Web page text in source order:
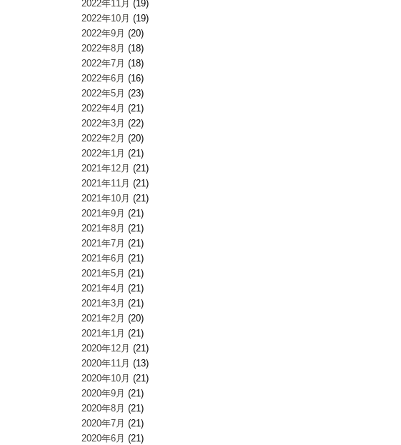
2022年11月 (19)
2022年10月 (19)
2022年9月 (20)
2022年8月 (18)
2022年7月 (18)
2022年6月 (16)
2022年5月 (23)
2022年4月 (21)
2022年3月 (22)
2022年2月 (20)
2022年1月 (21)
2021年12月 (21)
2021年11月 (21)
2021年10月 (21)
2021年9月 (21)
2021年8月 (21)
2021年7月 (21)
2021年6月 (21)
2021年5月 (21)
2021年4月 (21)
2021年3月 (21)
2021年2月 (20)
2021年1月 (21)
2020年12月 (21)
2020年11月 (13)
2020年10月 (21)
2020年9月 (21)
2020年8月 (21)
2020年7月 (21)
2020年6月 (21)